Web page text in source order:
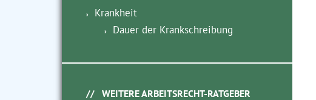
Krankheit
Dauer der Krankschreibung
WEITERE ARBEITSRECHT-RATGEBER